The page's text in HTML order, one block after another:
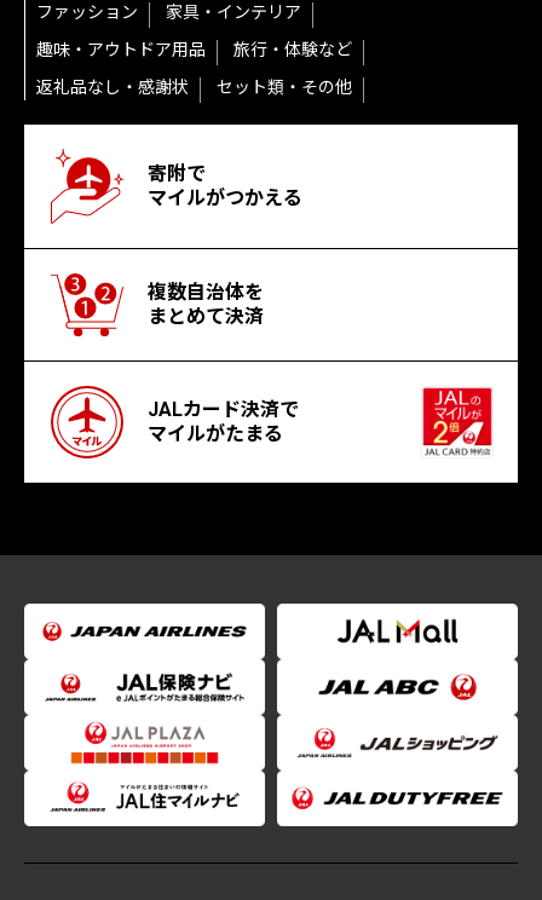
ファッション
家具・インテリア
趣味・アウトドア用品
旅行・体験など
返礼品なし・感謝状
セット類・その他
寄附で
マイルがつかえる
複数自治体を
まとめて決済
JALカード決済で
マイルがたまる